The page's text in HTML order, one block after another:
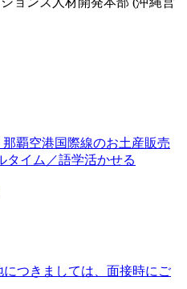
那覇空港国際線のお土産販売
イム／語学活かせる
つきましては、面接時にご